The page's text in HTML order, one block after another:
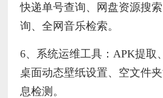
快递单号查询、网盘资源搜
询、全网音乐检索。
6、系统运维工具：APK提取
桌面动态壁纸设置、空文件
息检测。